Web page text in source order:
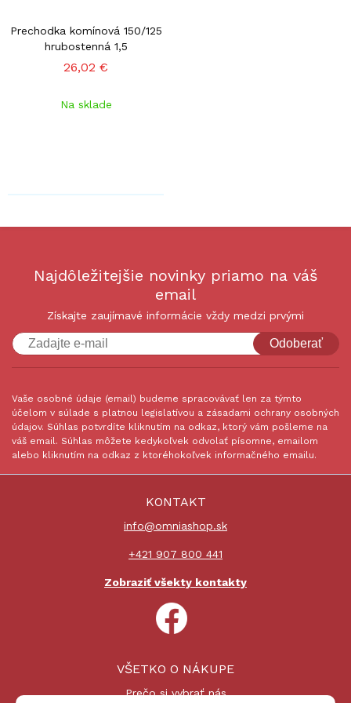
Prechodka komínová 150/125
hrubostenná 1,5
26,02 €
Na sklade
Najdôležitejšie novinky priamo na váš
email
Získajte zaujímavé informácie vždy medzi prvými
Odoberať
Vaše osobné údaje (email) budeme spracovávať len za týmto
účelom v súlade s platnou legislatívou a zásadami ochrany osobných
údajov. Súhlas potvrdíte kliknutím na odkaz, ktorý vám pošleme na
váš email. Súhlas môžete kedykoľvek odvolať písomne, emailom
alebo kliknutím na odkaz z ktoréhokoľvek informačného emailu.
KONTAKT
info@omniashop.sk
+421 907 800 441
Zobraziť všekty kontakty
VŠETKO O NÁKUPE
Prečo si vybrať nás